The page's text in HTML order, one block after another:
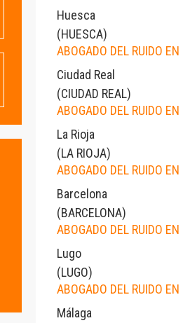
Huesca
(HUESCA)
ABOGADO DEL RUIDO
Ciudad Real
(CIUDAD REAL)
ABOGADO DEL RUIDO
La Rioja
(LA RIOJA)
ABOGADO DEL RUIDO
Barcelona
(BARCELONA)
ABOGADO DEL RUIDO EN
Lugo
(LUGO)
ABOGADO DEL RUIDO
Málaga